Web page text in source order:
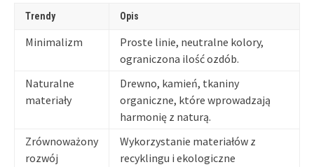
Trendy Opis
Minimalizm
Proste linie, neutralne kolory,
ograniczona ilość ozdób.
Naturalne
materiały
Drewno, kamień, tkaniny
organiczne, które wprowadzają
harmonię z naturą.
Zrównoważony
rozwój
Wykorzystanie materiałów z
recyklingu i ekologiczne